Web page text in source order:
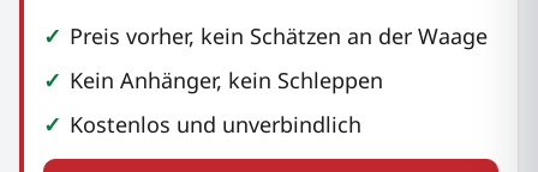
Preis vorher, kein Schätzen an der Waage
Kein Anhänger, kein Schleppen
Kostenlos und unverbindlich